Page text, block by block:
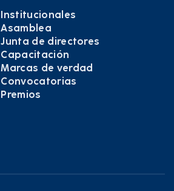
Institucionales
Asamblea
Junta de directores
Capacitación
Marcas de verdad
Convocatorias
Premios